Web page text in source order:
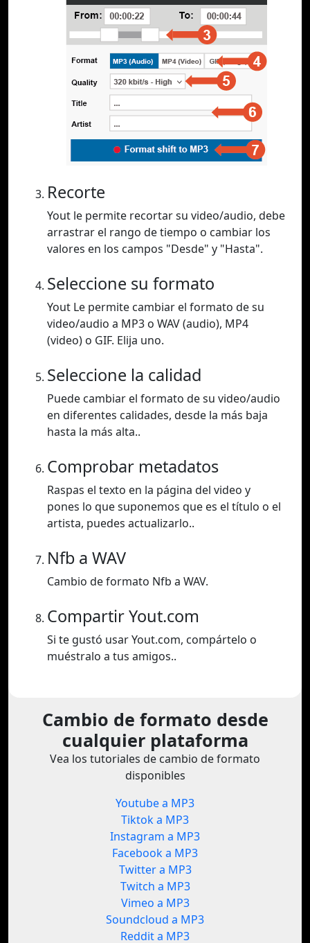
Recorte
Yout le permite recortar su video/audio, debe
arrastrar el rango de tiempo o cambiar los
valores en los campos "Desde" y "Hasta".
Seleccione su formato
Yout Le permite cambiar el formato de su
video/audio a MP3 o WAV (audio), MP4
(video) o GIF. Elija uno.
Seleccione la calidad
Puede cambiar el formato de su video/audio
en diferentes calidades, desde la más baja
hasta la más alta..
Comprobar metadatos
Raspas el texto en la página del video y
pones lo que suponemos que es el título o el
artista, puedes actualizarlo..
Nfb a WAV
Cambio de formato Nfb a WAV.
Compartir Yout.com
Si te gustó usar Yout.com, compártelo o
muéstralo a tus amigos..
Cambio de formato desde
cualquier plataforma
Vea los tutoriales de cambio de formato
disponibles
Youtube a MP3
Tiktok a MP3
Instagram a MP3
Facebook a MP3
Twitter a MP3
Twitch a MP3
Vimeo a MP3
Soundcloud a MP3
Reddit a MP3